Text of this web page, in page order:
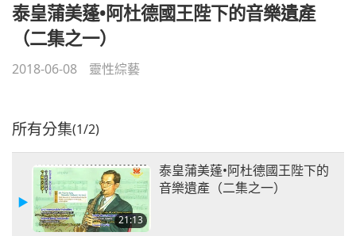
泰皇蒲美蓬•阿杜德國王陛下的音樂遺產
（二集之一）
2018-06-08 靈性綜藝
所有分集(1/2)
21:13
泰皇蒲美蓬•阿杜德國王陛下的
音樂遺產（二集之一）